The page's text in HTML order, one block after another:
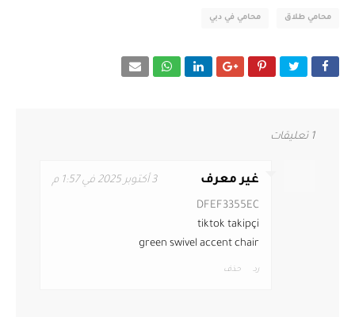
محامي طلاق محامي في دبي
1 تعليقات
غير معرف 3 أكتوبر 2025 في 1:57 م
DFEF3355EC
tiktok takipçi
green swivel accent chair
رد حذف